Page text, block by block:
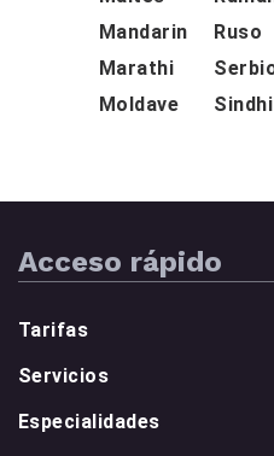
Mandarin
Marathi
Moldave
Ruso
Sindhi
Acceso rápido
Tarifas
Servicios
Especialidades